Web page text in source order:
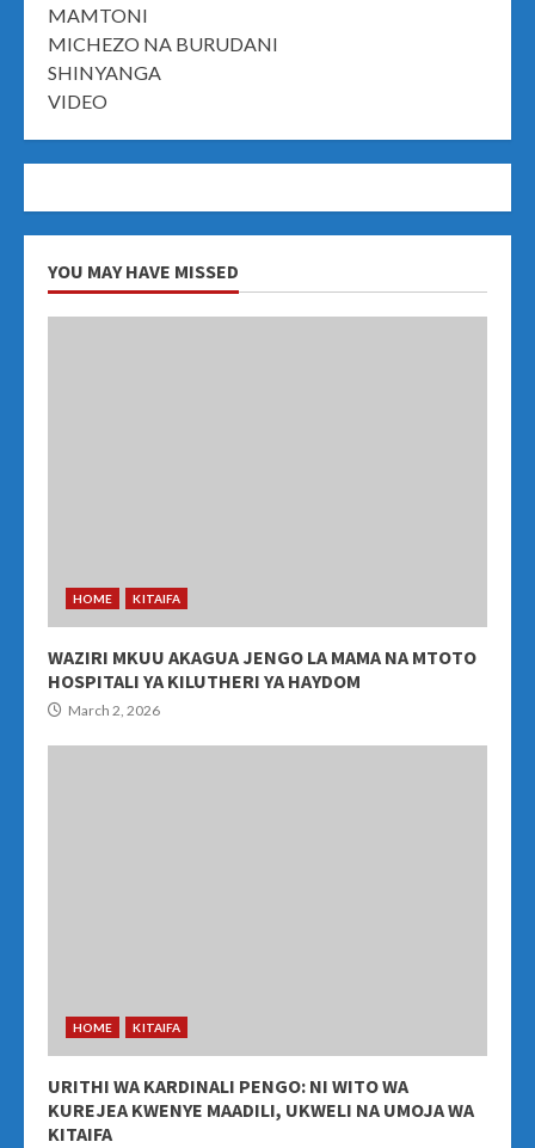
MAMTONI
MICHEZO NA BURUDANI
SHINYANGA
VIDEO
YOU MAY HAVE MISSED
HOME KITAIFA
WAZIRI MKUU AKAGUA JENGO LA MAMA NA MTOTO
HOSPITALI YA KILUTHERI YA HAYDOM
March 2, 2026
HOME KITAIFA
URITHI WA KARDINALI PENGO: NI WITO WA
KUREJEA KWENYE MAADILI, UKWELI NA UMOJA WA
KITAIFA